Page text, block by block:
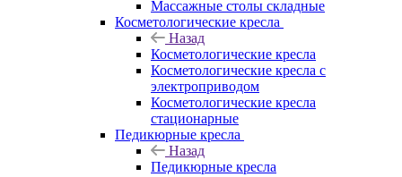
Массажные столы складные
Косметологические кресла
Назад
Косметологические кресла
Косметологические кресла с
электроприводом
Косметологические кресла
стационарные
Педикюрные кресла
Назад
Педикюрные кресла